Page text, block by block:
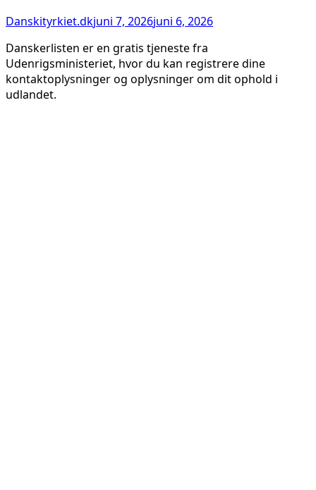
Danskityrkiet.dkjuni 7, 2026juni 6, 2026
Danskerlisten er en gratis tjeneste fra
Udenrigsministeriet, hvor du kan registrere dine
kontaktoplysninger og oplysninger om dit ophold i
udlandet.